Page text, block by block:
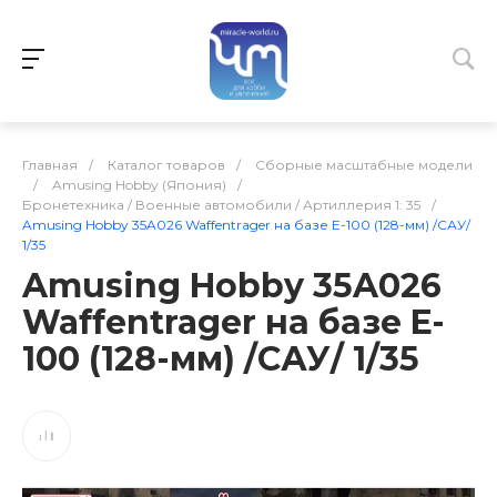
Главная / Каталог товаров /
Сборные масштабные модели
/
Amusing Hobby (Япония)
/
Бронетехника / Военные автомобили / Артиллерия 1: 35
/
Amusing Hobby 35A026 Waffentrager на базе E-100 (128-мм) /САУ/
1/35
Amusing Hobby 35A026
Waffentrager на базе E-
100 (128-мм) /САУ/ 1/35